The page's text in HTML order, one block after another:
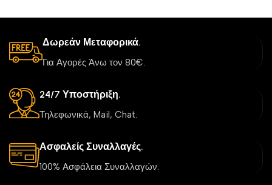
Δωρεάν Μεταφορικά.
Για Αγορές Άνω τον 80€.
24/7 Υποστήριξη.
Τηλεφωνικά, Mail, Chat.
Ασφαλείς Συναλλαγές.
100% Ασφάλεια Συναλλαγών.